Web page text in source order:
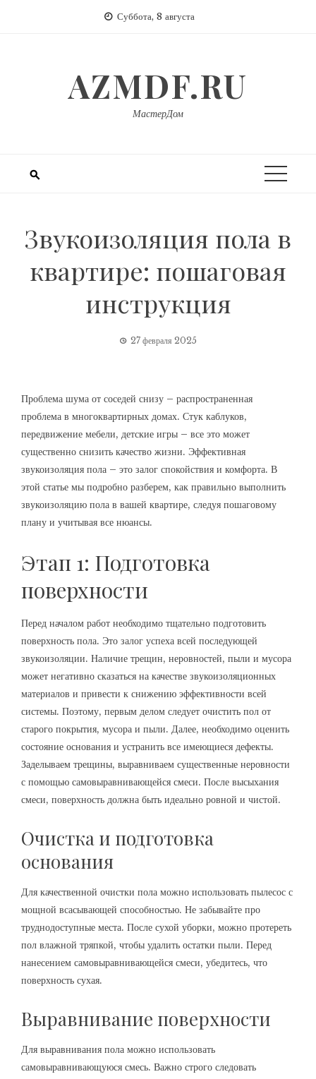
Суббота, 8 августа
AZMDF.RU
МастерДом
Звукоизоляция пола в
квартире: пошаговая
инструкция
27 февраля 2025
Проблема шума от соседей снизу – распространенная
проблема в многоквартирных домах. Стук каблуков,
передвижение мебели, детские игры – все это может
существенно снизить качество жизни. Эффективная
звукоизоляция пола – это залог спокойствия и комфорта. В
этой статье мы подробно разберем, как правильно выполнить
звукоизоляцию пола в вашей квартире, следуя пошаговому
плану и учитывая все нюансы.
Этап 1: Подготовка
поверхности
Перед началом работ необходимо тщательно подготовить
поверхность пола. Это залог успеха всей последующей
звукоизоляции. Наличие трещин, неровностей, пыли и мусора
может негативно сказаться на качестве звукоизоляционных
материалов и привести к снижению эффективности всей
системы. Поэтому, первым делом следует очистить пол от
старого покрытия, мусора и пыли. Далее, необходимо оценить
состояние основания и устранить все имеющиеся дефекты.
Заделываем трещины, выравниваем существенные неровности
с помощью самовыравнивающейся смеси. После высыхания
смеси, поверхность должна быть идеально ровной и чистой.
Очистка и подготовка
основания
Для качественной очистки пола можно использовать пылесос с
мощной всасывающей способностью. Не забывайте про
труднодоступные места. После сухой уборки, можно протереть
пол влажной тряпкой, чтобы удалить остатки пыли. Перед
нанесением самовыравнивающейся смеси, убедитесь, что
поверхность сухая.
Выравнивание поверхности
Для выравнивания пола можно использовать
самовыравнивающуюся смесь. Важно строго следовать